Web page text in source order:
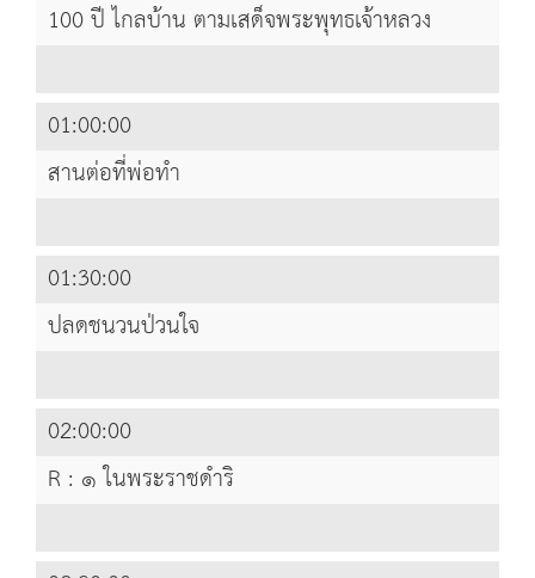
100 ปี ไกลบ้าน ตามเสด็จพระพุทธเจ้าหลวง
01:00:00
สานต่อที่พ่อทำ
01:30:00
ปลดชนวนป่วนใจ
02:00:00
R : ๑ ในพระราชดำริ